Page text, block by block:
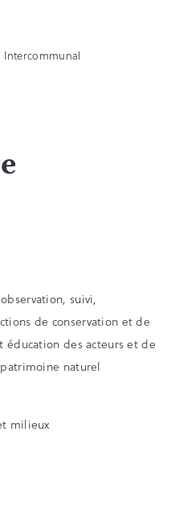
suivi,
de conservation et de
des acteurs et de
naturel
milieux
Intercommunal